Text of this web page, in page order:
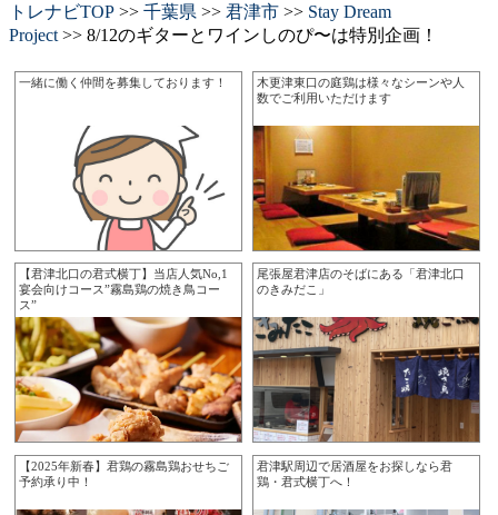
トレナビTOP >> 千葉県 >> 君津市 >> Stay Dream
Project >> 8/12のギターとワインしのぴ〜は特別企画！
一緒に働く仲間を募集しております！
木更津東口の庭鶏は様々なシーンや人
数でご利用いただけます
【君津北口の君式横丁】当店人気No,1
宴会向けコース”霧島鶏の焼き鳥コー
ス”
尾張屋君津店のそばにある「君津北口
のきみだこ」
【2025年新春】君鶏の霧島鶏おせちご
予約承り中！
君津駅周辺で居酒屋をお探しなら君
鶏・君式横丁へ！